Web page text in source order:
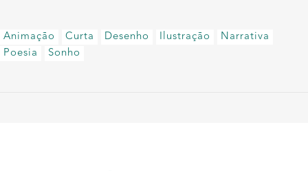
Animação Curta Desenho Ilustração
Narrativa
Poesia
Sonho